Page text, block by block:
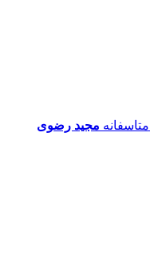
مجید رضوی